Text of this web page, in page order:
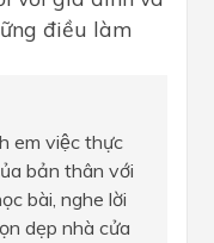
điều làm
em việc thực
bản thân với
bài, nghe lời
dẹp nhà cửa